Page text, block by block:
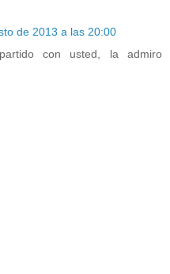
de 2013 a las 20:00
con usted, la admiro